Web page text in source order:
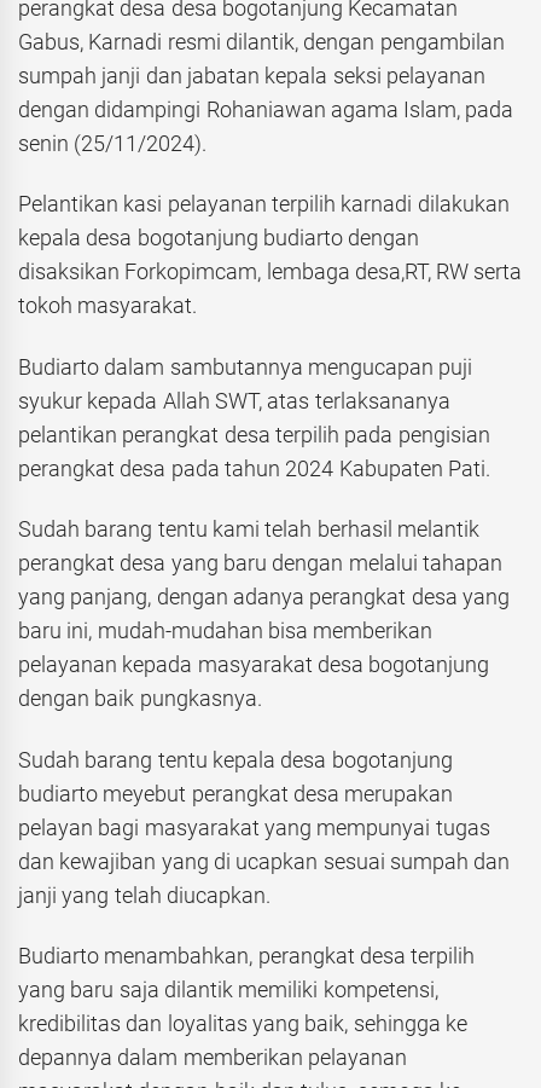
perangkat desa desa bogotanjung Kecamatan
Gabus, Karnadi resmi dilantik, dengan pengambilan
sumpah janji dan jabatan kepala seksi pelayanan
dengan didampingi Rohaniawan agama Islam, pada
senin (25/11/2024).
Pelantikan kasi pelayanan terpilih karnadi dilakukan
kepala desa bogotanjung budiarto dengan
disaksikan Forkopimcam, lembaga desa,RT, RW serta
tokoh masyarakat.
Budiarto dalam sambutannya mengucapan puji
syukur kepada Allah SWT, atas terlaksananya
pelantikan perangkat desa terpilih pada pengisian
perangkat desa pada tahun 2024 Kabupaten Pati.
Sudah barang tentu kami telah berhasil melantik
perangkat desa yang baru dengan melalui tahapan
yang panjang, dengan adanya perangkat desa yang
baru ini, mudah-mudahan bisa memberikan
pelayanan kepada masyarakat desa bogotanjung
dengan baik pungkasnya.
Sudah barang tentu kepala desa bogotanjung
budiarto meyebut perangkat desa merupakan
pelayan bagi masyarakat yang mempunyai tugas
dan kewajiban yang di ucapkan sesuai sumpah dan
janji yang telah diucapkan.
Budiarto menambahkan, perangkat desa terpilih
yang baru saja dilantik memiliki kompetensi,
kredibilitas dan loyalitas yang baik, sehingga ke
depannya dalam memberikan pelayanan